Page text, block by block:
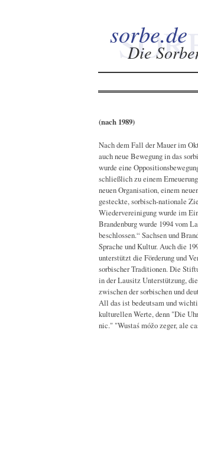
sorbe.de
Die
(nach 1989)
Nach dem Fall der Mauer im
auch neue Bewegung in das
wurde eine
schließlich zu einem
neuen Organisation, einem
gesteckte, sorbisch-nationale
Wiedervereinigung wurde im
Brandenburg wurde 1994 vom
beschlossen.“ Sachsen und
Sprache und Kultur. Auch die
unterstützt die Förderung und
sorbischer Traditionen. Die
in der Lausitz Unterstützung,
zwischen der sorbischen und
All das ist bedeutsam und
kulturellen Werte, denn "Die
nic." "Wustaś móžo zeger, ale